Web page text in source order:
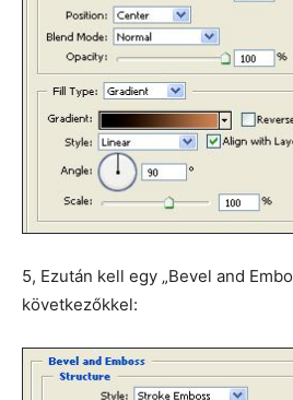
5, Ezután kell egy „Bevel and
következőkkel: